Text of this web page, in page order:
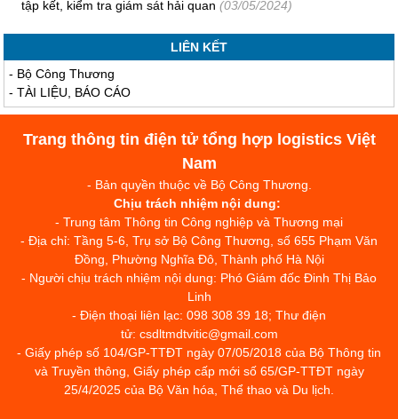
tập kết, kiểm tra giám sát hải quan (03/05/2024)
LIÊN KẾT
- Bộ Công Thương
-TÀI LIỆU, BÁO CÁO
Trang thông tin điện tử tổng hợp logistics Việt
Nam
- Bản quyền thuộc về Bộ Công Thương.
Chịu trách nhiệm nội dung:
- Trung tâm Thông tin Công nghiệp và Thương mại
- Địa chỉ: Tầng 5-6, Trụ sở Bộ Công Thương, số 655 Phạm Văn
Đồng, Phường Nghĩa Đô, Thành phố Hà Nội
- Người chịu trách nhiệm nội dung: Phó Giám đốc Đinh Thị Bảo
Linh
- Điện thoại liên lạc: 098 308 39 18; Thư điện
tử: csdltmdtvitic@gmail.com
- Giấy phép số 104/GP-TTĐT ngày 07/05/2018 của Bộ Thông tin
và Truyền thông, Giấy phép cấp mới số 65/GP-TTĐT ngày
25/4/2025 của Bộ Văn hóa, Thể thao và Du lịch.